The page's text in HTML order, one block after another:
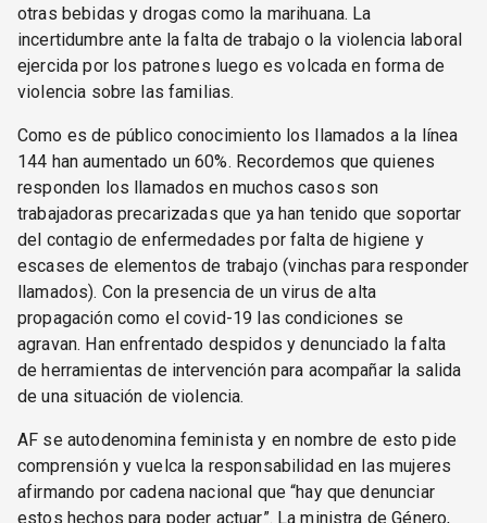
otras bebidas y drogas como la marihuana. La
incertidumbre ante la falta de trabajo o la violencia laboral
ejercida por los patrones luego es volcada en forma de
violencia sobre las familias.
Como es de público conocimiento los llamados a la línea
144 han aumentado un 60%. Recordemos que quienes
responden los llamados en muchos casos son
trabajadoras precarizadas que ya han tenido que soportar
del contagio de enfermedades por falta de higiene y
escases de elementos de trabajo (vinchas para responder
llamados). Con la presencia de un virus de alta
propagación como el covid-19 las condiciones se
agravan. Han enfrentado despidos y denunciado la falta
de herramientas de intervención para acompañar la salida
de una situación de violencia.
AF se autodenomina feminista y en nombre de esto pide
comprensión y vuelca la responsabilidad en las mujeres
afirmando por cadena nacional que “hay que denunciar
estos hechos para poder actuar”. La ministra de Género,